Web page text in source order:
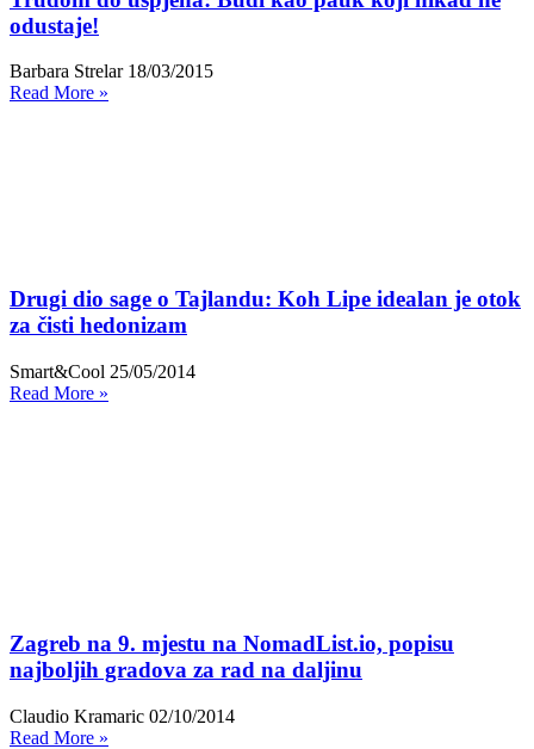
odustaje!
Barbara Strelar 18/03/2015
Read More »
Drugi dio sage o Tajlandu: Koh Lipe idealan je otok
za čisti hedonizam
Smart&Cool 25/05/2014
Read More »
Zagreb na 9. mjestu na NomadList.io, popisu
najboljih gradova za rad na daljinu
Claudio Kramaric 02/10/2014
Read More »